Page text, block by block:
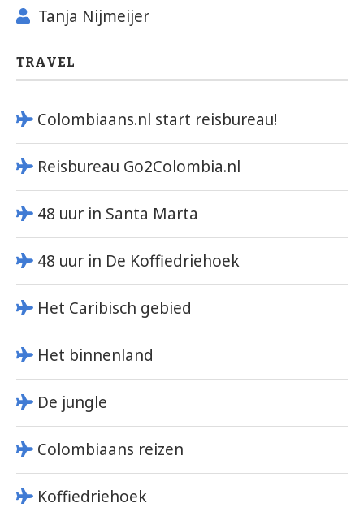
Tanja Nijmeijer
TRAVEL
Colombiaans.nl start reisbureau!
Reisbureau Go2Colombia.nl
48 uur in Santa Marta
48 uur in De Koffiedriehoek
Het Caribisch gebied
Het binnenland
De jungle
Colombiaans reizen
Koffiedriehoek